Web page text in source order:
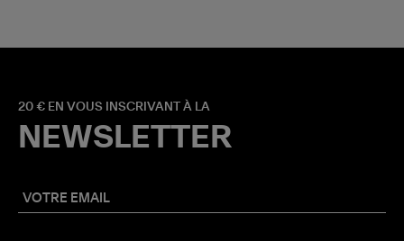
20 € EN VOUS INSCRIVANT À LA
NEWSLETTER